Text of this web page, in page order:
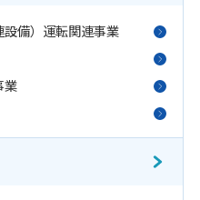
備）運転関連事業
業